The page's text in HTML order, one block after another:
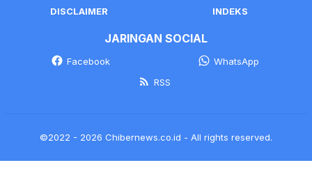
DISCLAIMER
INDEKS
JARINGAN SOCIAL
Facebook
WhatsApp
RSS
©2022 - 2026 Chibernews.co.id - All rights reserved.